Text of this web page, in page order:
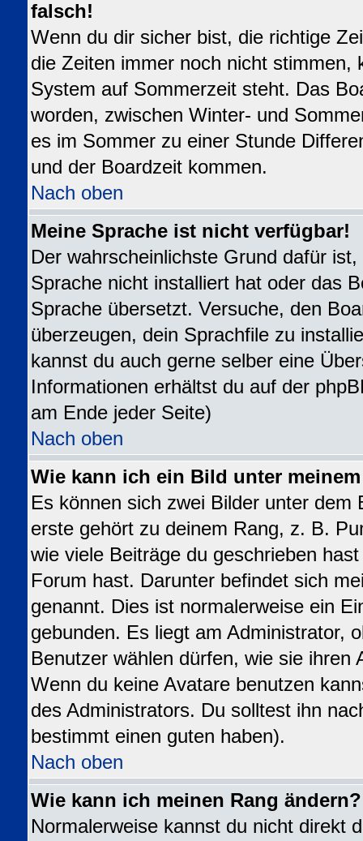
falsch!
Wenn du dir sicher bist, die richtige
die Zeiten immer noch nicht stimmen,
System auf Sommerzeit steht. Das
worden, zwischen Winter- und
es im Sommer zu einer Stunde
und der Boardzeit kommen.
Nach oben
Meine Sprache ist nicht verfügbar!
Der wahrscheinlichste Grund dafür
Sprache nicht installiert hat oder das
Sprache übersetzt. Versuche, den
überzeugen, dein Sprachfile zu
kannst du auch gerne selber eine
Informationen erhältst du auf der
am Ende jeder Seite)
Nach oben
Wie kann ich ein Bild unter
Es können sich zwei Bilder unter dem
erste gehört zu deinem Rang, z. B.
wie viele Beiträge du geschrieben
Forum hast. Darunter befindet sich
genannt. Dies ist normalerweise ein
gebunden. Es liegt am Administrator,
Benutzer wählen dürfen, wie sie ihren
Wenn du keine Avatare benutzen
des Administrators. Du solltest ihn
bestimmt einen guten haben).
Nach oben
Wie kann ich meinen Rang ändern?
Normalerweise kannst du nicht direkt